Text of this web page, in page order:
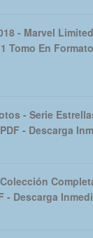
- Marvel
Tomo En
- Serie
- Descarga
- Descarga